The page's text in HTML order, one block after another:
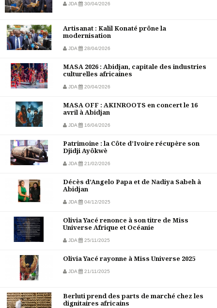
JDA 30/04/2026
Artisanat : Kalil Konaté prône la
modernisation
JDA 28/04/2026
MASA 2026 : Abidjan, capitale des industries
culturelles africaines
JDA 20/04/2026
MASA OFF : AKINROOTS en concert le 16
avril à Abidjan
JDA 16/04/2026
Patrimoine : la Côte d’Ivoire récupère son
Djidji Ayôkwè
JDA 21/02/2026
Décès d’Angelo Papa et de Nadiya Sabeh à
Abidjan
JDA 04/12/2025
Olivia Yacé renonce à son titre de Miss
Universe Afrique et Océanie
JDA 25/11/2025
Olivia Yacé rayonne à Miss Universe 2025
JDA 21/11/2025
Berluti prend des parts de marché chez les
dignitaires africains